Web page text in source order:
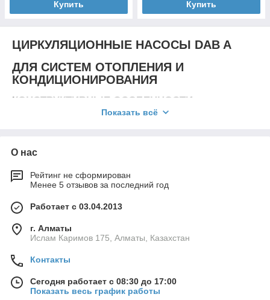
Купить Купить
ЦИРКУЛЯЦИОННЫЕ НАСОСЫ DAB A
ДЛЯ СИСТЕМ ОТОПЛЕНИЯ И
КОНДИЦИОНИРОВАНИЯ
КОНСТРУКТИВНЫЕ ОСОБЕННОСТИ
Рабочее колесо – технополимер, вал ротора из закаленной
нержавеющей стали установлен на графитовых втулках,
смазываемых и охлаждаемых перекачиваемой жидкостью.
Кожух ротора, гильза статора и фланец гидравлики из
Упорный подшипник – керамика, уплотнительные кольца –
EPDM, пробка спуска воздуха – латунь.
Двухполюсный асинхронный электродвигатель с мокрым
ротором в однофазном исполнении имеет 3 скорости
вращения, в трехфазном исполнении 2 скорости вращения.
Однофазное исполнение имеет встроенную защиту от
перегрузки.
Показать всё
О нас
Рейтинг не сформирован
Менее 5 отзывов за последний год
Работает с 03.04.2013
г. Алматы
Ислам Каримов 175, Алматы, Казахстан
Контакты
Сегодня работает с 08:30 до 17:00
Показать весь график работы